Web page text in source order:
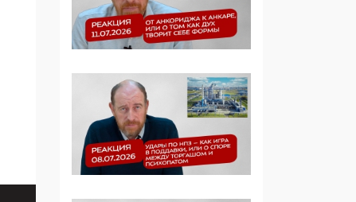
120 лет
парламентаризма: как
институт
превратился в «чего
изволите» для
Правительства и АП
06:29, 15 Апреля 2026
Социальный фонд